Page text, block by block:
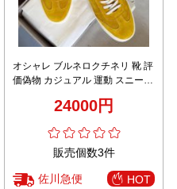
オシャレ ブルネロクチネリ 靴 評
価偽物 カジュアル 運動 スニーカ
24000円
販売個数3件
佐川急便 HOT